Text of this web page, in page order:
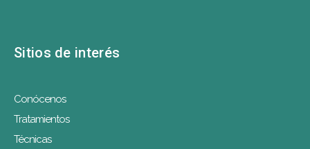
Sitios de interés
Conócenos
Tratamientos
Técnicas